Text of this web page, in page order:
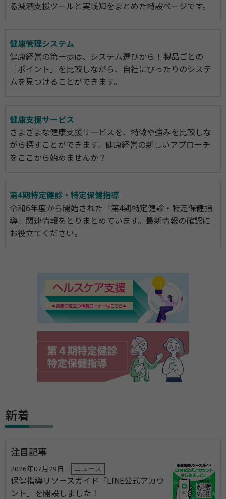
る減酒支援ツールと実践知をまとめた特設ページです。
健康管理システム
健康経営の第一歩は、システム選びから！製品ごとの
「ポイント」を比較しながら、自社にぴったりのシステ
ムを見つけることができます。
健康支援サービス
さまざまな健康支援サービスを、特徴や強みを比較しな
がら探すことができます。健康経営の新しいアプローチ
をここから始めませんか？
第4期特定健診・特定保健指導
令和6年度から開始された「第4期特定健診・特定保健指
導」関連情報をとりまとめています。最新情報の確認に
お役立てください。
新着
注目記事
2026年07月29日 ニュース
保健指導リソースガイド「LINE公式アカウ
ント」を開設しました！